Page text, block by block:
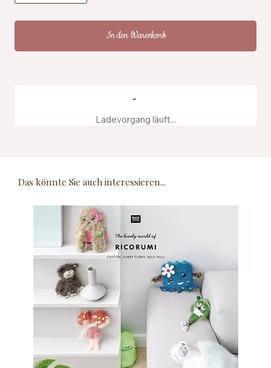
veganfreundlich
Pflegehinweise: Maschinenwaschbar bei 40 °C,
trocknergeeignet bei niedriger Temperatur
In den Warenkorb
Ladevorgang läuft...
Das könnte Sie auch interessieren...